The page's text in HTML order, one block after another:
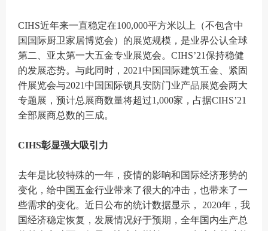
CIHS近年来一直稳定在100,000平方米以上（不包含中
国国际厨卫家居博览会）的展览规模，是业界公认全球
第二、亚太第一大五金专业展览会。CIHS’21保持稳健
的发展态势。与此同时，2021中国国际建筑五金、紧固
件展览会与2021中国国际锁具安防门业产品展览会两大
专题展，预计总展商数量将超过1,000家，占据CIHS’21
全部展商总数的三成。
CIHS彰显强大吸引力
去年是比较特殊的一年，疫情的影响和国际经济形势的
变化，给中国五金行业带来了很大的冲击，也带来了一
些需求的变化。近日公布的统计数据显示， 2020年，我
国经济稳定恢复，发展情况好于预期，全年国内生产总